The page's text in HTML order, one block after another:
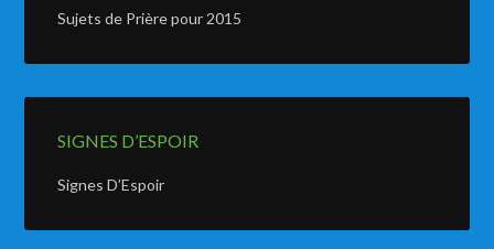
Sujets de Prière pour 2015
SIGNES D’ESPOIR
Signes D’Espoir